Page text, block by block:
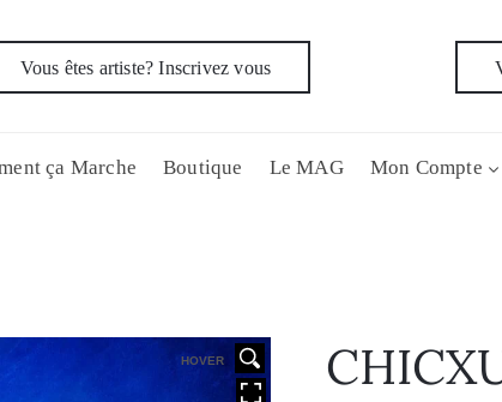
Vous êtes artiste? Inscrivez vous
ça Marche Boutique Le MAG Mon Compte
HOVER